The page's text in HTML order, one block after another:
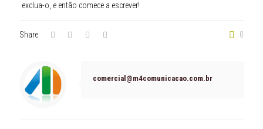
exclua-o, e então comece a escrever!
Share 0
comercial@m4comunicacao.com.br